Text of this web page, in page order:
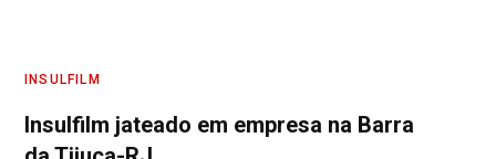
INSULFILM
Insulfilm jateado em empresa na Barra